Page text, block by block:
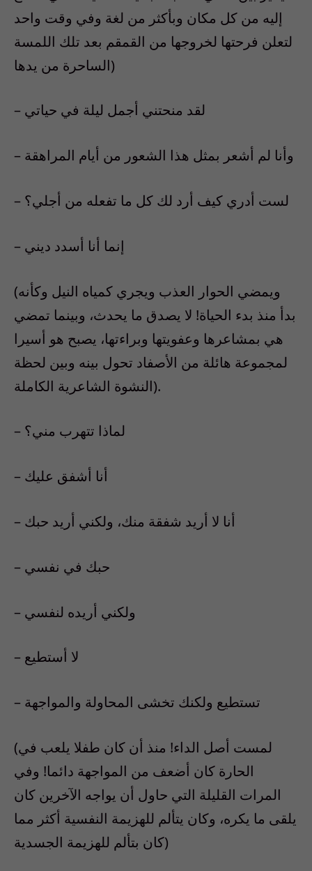
إليه من كل مكان وبأكثر من لغة وفي وقت واحد
لتعلن فرحتها لخروجها من القمقم بعد تلك اللمسة
الساحرة من يدها)
– لقد منحتني أجمل ليلة في حياتي
– وأنا لم أشعر بمثل هذا الشعور من أيام المراهقة
– لست أدري كيف أرد لك كل ما تفعله من أجلي؟
– إنما أنا أسدد ديني
(ويمضي الحوار العذب ويجري كمياه النيل وكأنه
بدأ منذ بدء الحياة! لا يصدق ما يحدث، وبينما تمضي
هي بمشاعرها وعفويتها وبراءتها، يصبح هو أسيرا
لمجموعة هائلة من الأصفاد تحول بينه وبين لحظة
النشوة الشاعرية الكاملة).
– لماذا تتهرب مني؟
– أنا أشفق عليك
– أنا لا أريد شفقة منك، ولكني أريد حبك
– حبك في نفسي
– ولكني أريده لنفسي
– لا أستطيع
– تستطيع ولكنك تخشى المحاولة والمواجهة
(لمست أصل الداء! منذ أن كان طفلا يلعب في
الحارة كان أضعف من المواجهة دائما! وفي
المرات القليلة التي حاول أن يواجه الآخرين كان
يلقى ما يكره، وكان يتألم للهزيمة النفسية أكثر مما
كان بتألم للهزيمة الجسدية)